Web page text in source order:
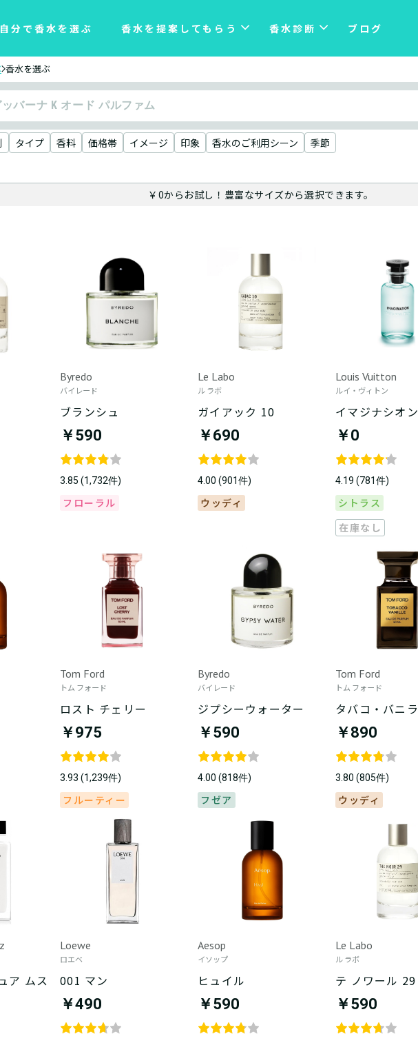
自分で香水を選ぶ 香水を提案してもらう 香水診断 ブログ
香水を選ぶ
タイプ 香料 価格帯 イメージ 印象 香水のご利用シーン 季節
￥0からお試し！豊富なサイズから選択できます。
Byredo
バイレード
ブランシュ
￥590
3.85 (1,732件)
フローラル
Le Labo
ル ラボ
ガイアック 10
￥690
4.00 (901件)
ウッディ
Louis Vuitton
ルイ・ヴィトン
イマジナシオン
￥0
4.19 (781件)
シトラス
在庫なし
Tom Ford
トム フォード
ロスト チェリー
￥975
3.93 (1,239件)
フルーティー
Byredo
バイレード
ジプシーウォーター
￥590
4.00 (818件)
フゼア
Tom Ford
トム フォード
タバコ・バニラ
￥890
3.80 (805件)
ウッディ
ア ムス
Loewe
ロエベ
001 マン
￥490
Aesop
イソップ
ヒュイル
￥590
Le Labo
ル ラボ
テ ノワール 29
￥590